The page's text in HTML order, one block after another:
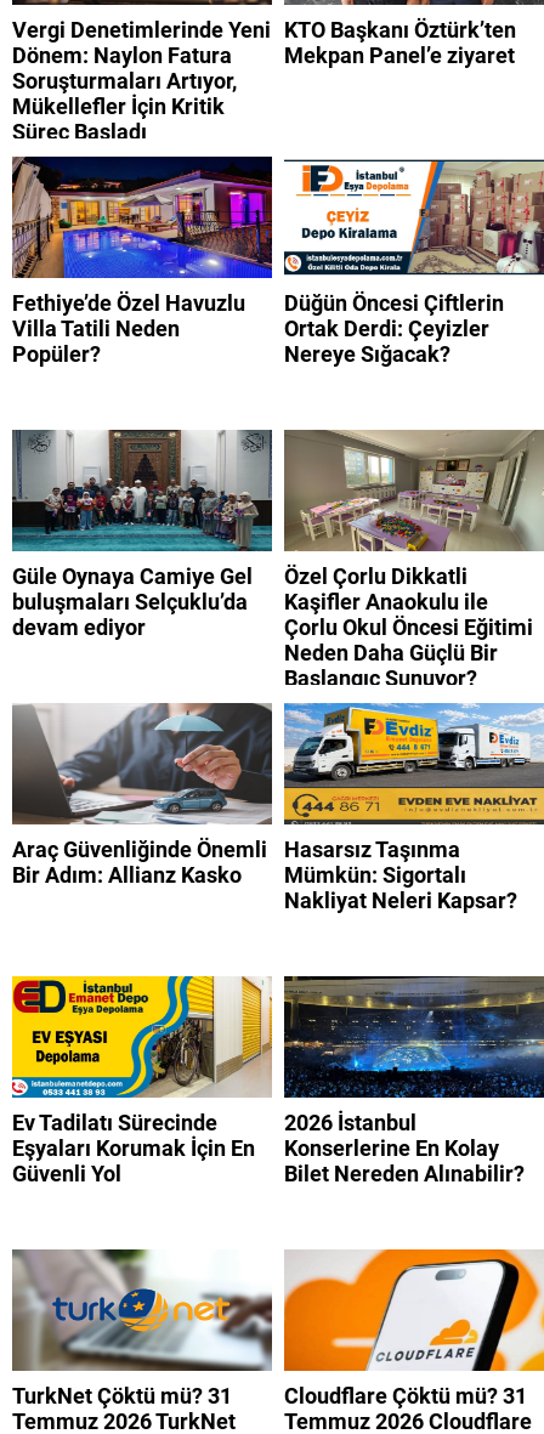
Vergi Denetimlerinde Yeni
Dönem: Naylon Fatura
Soruşturmaları Artıyor,
Mükellefler İçin Kritik
Süreç Başladı
KTO Başkanı Öztürk’ten
Mekpan Panel’e ziyaret
Fethiye’de Özel Havuzlu
Villa Tatili Neden
Popüler?
Düğün Öncesi Çiftlerin
Ortak Derdi: Çeyizler
Nereye Sığacak?
Güle Oynaya Camiye Gel
buluşmaları Selçuklu’da
devam ediyor
Özel Çorlu Dikkatli
Kaşifler Anaokulu ile
Çorlu Okul Öncesi Eğitimi
Neden Daha Güçlü Bir
Başlangıç Sunuyor?
Araç Güvenliğinde Önemli
Bir Adım: Allianz Kasko
Hasarsız Taşınma
Mümkün: Sigortalı
Nakliyat Neleri Kapsar?
Ev Tadilatı Sürecinde
Eşyaları Korumak İçin En
Güvenli Yol
2026 İstanbul
Konserlerine En Kolay
Bilet Nereden Alınabilir?
TurkNet Çöktü mü? 31
Temmuz 2026 TurkNet
Cloudflare Çöktü mü? 31
Temmuz 2026 Cloudflare